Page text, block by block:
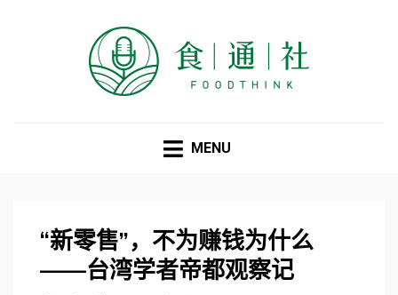
MENU
“新零售”，不为赚钱为什么
——台湾学者帝都观察记